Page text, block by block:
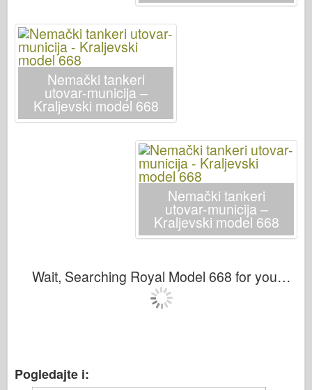
Fini kalupi
Sile hrabrosti
FriulModel
Hasegava
Tamiya
Albumi-Fotografije
Nemački tankeri
utovar-municija –
Kraljevski model 668
Nemački tankeri
utovar-municija –
Kraljevski model 668
Wait, Searching Royal Model 668 for you…
Pogledajte i: